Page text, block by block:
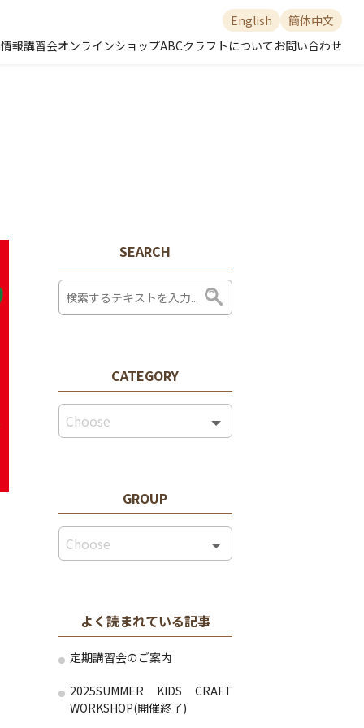
English
簡体中文
報講習会オンラインショップABCクラフトについて お問い合わせ
SEARCH
CATEGORY
GROUP
よく読まれている記事
定期講習会のご案内
2025SUMMER KIDS CRAFT
WORKSHOP(開催終了)